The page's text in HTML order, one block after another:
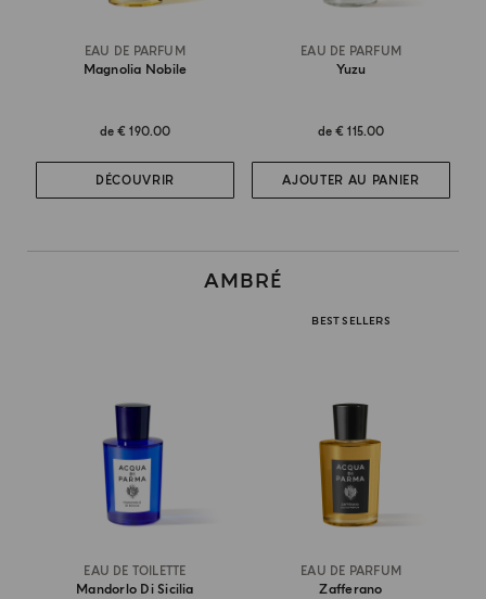
EAU DE PARFUM
Magnolia Nobile
de€ 190.00
DÉCOUVRIR
EAU DE PARFUM
Yuzu
de€ 115.00
AJOUTER AU PANIER
AMBRÉ
EAU DE TOILETTE
Mandorlo Di Sicilia
BEST SELLERS
EAU DE PARFUM
Zafferano